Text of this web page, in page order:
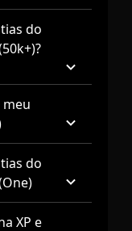
do
do
XP e